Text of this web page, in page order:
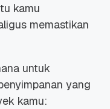
kamu
memastikan
untuk
yang
kamu: